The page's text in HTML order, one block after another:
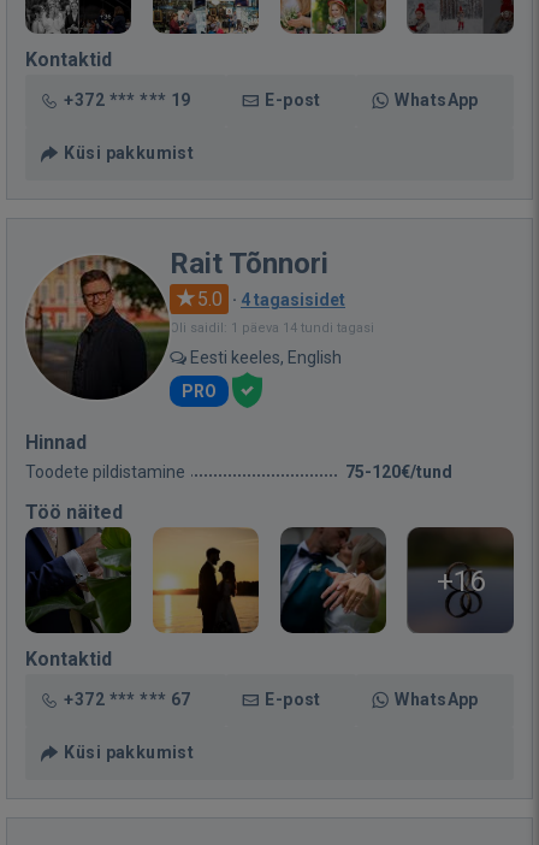
Kontaktid
+372 *** *** 19 E-post WhatsApp
Küsi pakkumist
Rait Tõnnori
5.0 · 4 tagasisidet
Oli saidil: 1 päeva 14 tundi tagasi
Eesti keeles, English
PRO
Hinnad
Toodete pildistamine 75-120€/tund
Töö näited
+16
Kontaktid
+372 *** *** 67 E-post WhatsApp
Küsi pakkumist